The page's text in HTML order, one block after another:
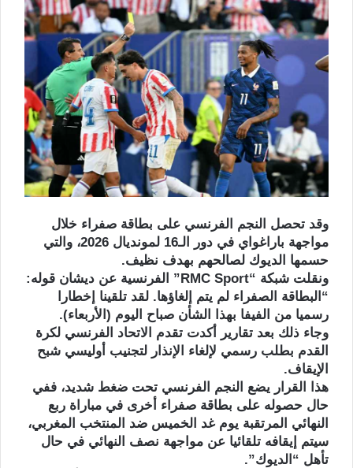
وقد تحصل النجم الفرنسي على بطاقة صفراء خلال
مواجهة باراغواي في دور الـ16 لمونديال 2026، والتي
حسمها الديوك لصالحهم بهدف نظيف.
ونقلت شبكة “RMC Sport” الفرنسية عن ديشان قوله:
“البطاقة الصفراء لم يتم إلغاؤها. لقد تلقينا إخطارا
رسميا من الفيفا بهذا الشأن صباح اليوم (الأربعاء).
وجاء ذلك بعد تقارير أكدت تقدم الاتحاد الفرنسي لكرة
القدم بطلب رسمي لإلغاء الإنذار لتجنيب أوليسي شبح
الإيقاف.
هذا القرار يضع النجم الفرنسي تحت ضغط شديد، ففي
حال حصوله على بطاقة صفراء أخرى في مباراة ربع
النهائي المرتقبة يوم غد الخميس ضد المنتخب المغربي،
سيتم إيقافه تلقائيا عن مواجهة نصف النهائي في حال
تأهل “الديوك”.